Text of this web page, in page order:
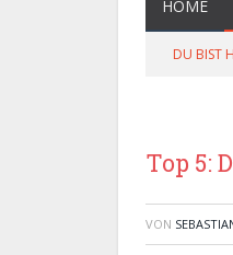
HOME
DU BIST
Top 5:
VON